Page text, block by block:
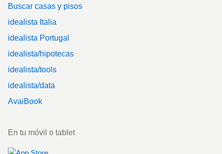
Buscar casas y pisos
idealista Italia
idealista Portugal
idealista/hipotecas
idealista/tools
idealista/data
AvaiBook
En tu móvil o tablet